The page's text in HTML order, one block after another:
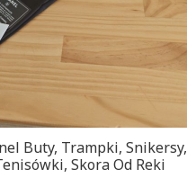
Buty, Trampki, Snikersy,
Skora Od Reki